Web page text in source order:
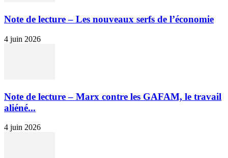
Note de lecture – Les nouveaux serfs de l’économie
4 juin 2026
Note de lecture – Marx contre les GAFAM, le travail
aliéné...
4 juin 2026